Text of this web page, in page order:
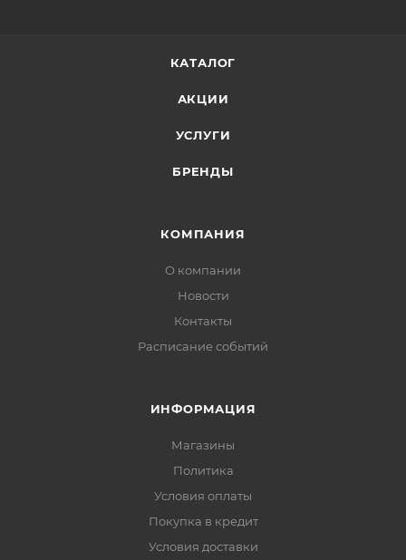
КАТАЛОГ
АКЦИИ
УСЛУГИ
БРЕНДЫ
КОМПАНИЯ
О компании
Новости
Контакты
Расписание событий
ИНФОРМАЦИЯ
Магазины
Политика
Условия оплаты
Покупка в кредит
Условия доставки